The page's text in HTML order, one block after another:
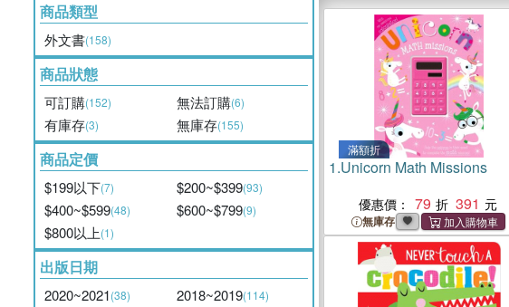
商品類型
外文書(158)
商品狀態
可訂購(152) 無法訂購(6)
有庫存(3) 無庫存(155)
商品定價
$199以下(7) $200~$399(93)
$400~$599(48) $600~$799(9)
$800以上(1)
出版日期
2020~2021(38) 2018~2019(114)
滿額折
1.Unicorn Math Missions
優惠價： 79 391
無庫存